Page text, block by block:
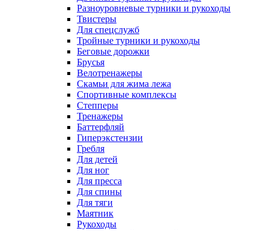
Разноуровневые турники и рукоходы
Твистеры
Для спецслужб
Тройные турники и рукоходы
Беговые дорожки
Брусья
Велотренажеры
Скамьи для жима лежа
Спортивные комплексы
Степперы
Тренажеры
Баттерфляй
Гиперэкстензии
Гребля
Для детей
Для ног
Для пресса
Для спины
Для тяги
Маятник
Рукоходы